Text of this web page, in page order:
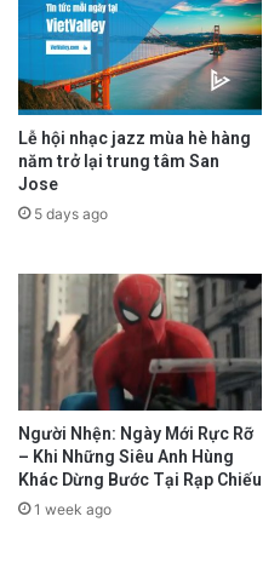
Lễ hội nhạc jazz mùa hè hàng
năm trở lại trung tâm San
Jose
5 days ago
Người Nhện: Ngày Mới Rực Rỡ
– Khi Những Siêu Anh Hùng
Khác Dừng Bước Tại Rạp Chiếu
1 week ago